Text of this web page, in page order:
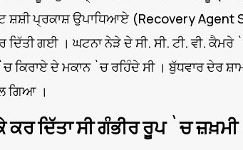
ਸ਼ਸ਼ੀ ਪ੍ਰਕਾਸ਼ ਉਪਾਧਿਆਏ (Recovery Agent
ਗਈ । ਘਟਨਾ ਨੇੜੇ ਦੇ ਸੀ. ਸੀ. ਟੀ. ਵੀ.
ਦੇ ਮਕਾਨ `ਚ ਰਹਿੰਦੇ ਸੀ । ਬੁੱਧਵਾਰ ਦੇਰ
ਗਿਆ ।
ਦਿੱਤਾ ਸੀ ਗੰਭੀਰ ਰੂਪ `ਚ ਜ਼ਖ਼ਮੀ